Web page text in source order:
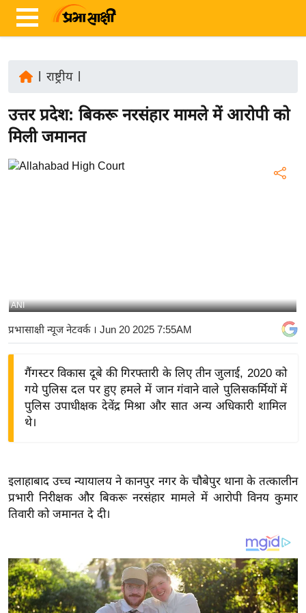
ज़ा
ख
र
ष्ट्री
बि
ग
त
ष
ज्ञ
रा
राष्ट्रीय|
उत्तर प्रदेश: बिकरू नरसंहार मामले में आरोपी को
मिली जमानत
ANI
प्रभासाक्षी न्यूज नेटवर्क। Jun 20 2025 7:55AM
गैंगस्टर विकास दूबे की गिरफ्तारी के लिए तीन जुलाई, 2020 को
गये पुलिस दल पर हुए हमले में जान गंवाने वाले पुलिसकर्मियों में
पुलिस उपाधीक्षक देवेंद्र मिश्रा और सात अन्य अधिकारी शामिल
थे।
इलाहाबाद उच्च न्यायालय ने कानपुर नगर के चौबेपुर थाना के तत्कालीन
प्रभारी निरीक्षक और बिकरू नरसंहार मामले में आरोपी विनय कुमार
तिवारी को जमानत दे दी।